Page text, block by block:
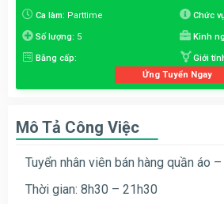
Ca làm: Parttime Chức
Số lượng: 5 Kinh
Bằng cấp: Giới
Ứng Tuyển Ngay
Mô Tả Công Việc
Tuyển nhân viên bán hàng quần áo
Thời gian: 8h30 – 21h30